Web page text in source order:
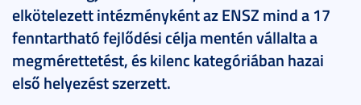
elkötelezett intézményként az ENSZ mind a 17
fenntartható fejlődési célja mentén vállalta a
megmérettetést, és kilenc kategóriában hazai
első helyezést szerzett.